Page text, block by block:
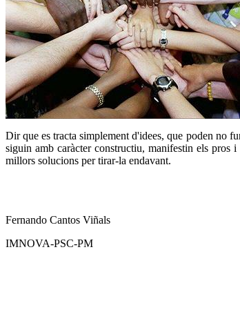
Dir que es tracta simplement d'idees, que poden no
siguin amb caràcter constructiu, manifestin els pros
millors solucions per tirar-la endavant.
Fernando Cantos Viñals
IMNOVA-PSC-PM